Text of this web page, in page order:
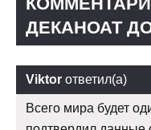
ДЕКАНОАТ
Viktor ответил(а)
Всего мира будет